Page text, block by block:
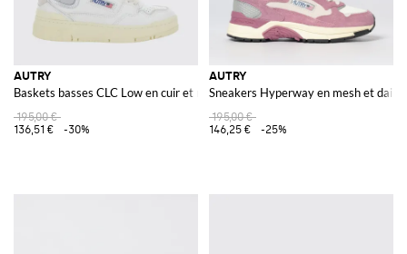
AUTRY
Baskets basses CLC Low en cuir et mesh à bout perforé
195,00 €
136,51 €
-30%
AUTRY
Sneakers Hyperway en mesh et daim
195,00 €
146,25 €
-25%